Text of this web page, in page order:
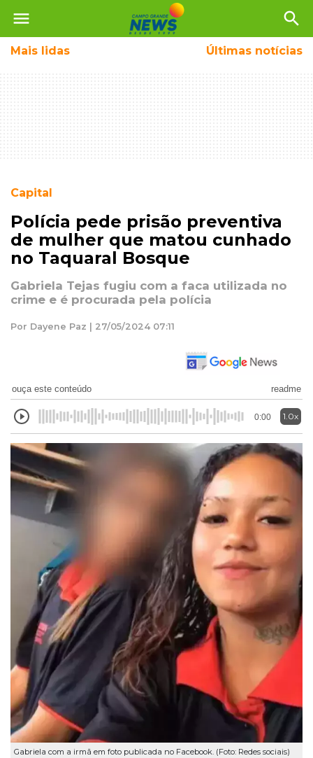
menu search
Mais lidas Últimas notícias
Capital
Polícia pede prisão preventiva
de mulher que matou cunhado
no Taquaral Bosque
Gabriela Tejas fugiu com a faca utilizada no
crime e é procurada pela polícia
Por Dayene Paz | 27/05/2024 07:11
ouça este conteúdo readme
0:00 1.0x
Gabriela com a irmã em foto publicada no Facebook. (Foto: Redes sociais)